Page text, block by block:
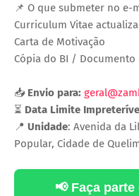
📌 O que submeter no e-
Curriculum Vitae
Carta de Motivação
Cópia do BI /
📥 Envio para:
⏳ Data Limite
📍 Unidade: Avenida da
Popular, Cidade de
📢 Faça